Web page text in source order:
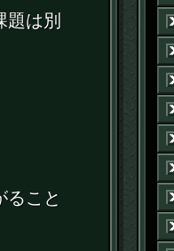
は別
ること